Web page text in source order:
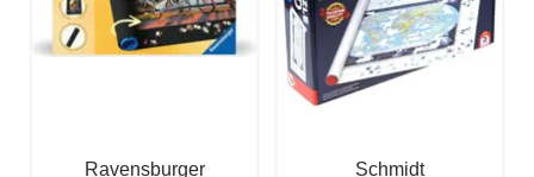
Ravensburger
Schmidt